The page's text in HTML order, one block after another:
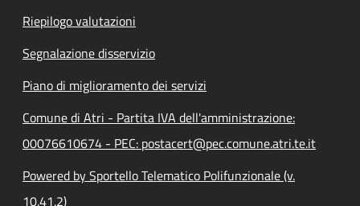
Riepilogo valutazioni
Segnalazione disservizio
Piano di miglioramento dei servizi
Comune di Atri - Partita IVA dell'amministrazione:
00076610674 - PEC: postacert@pec.comune.atri.te.it
Powered by Sportello Telematico Polifunzionale (v.
10.41.2)